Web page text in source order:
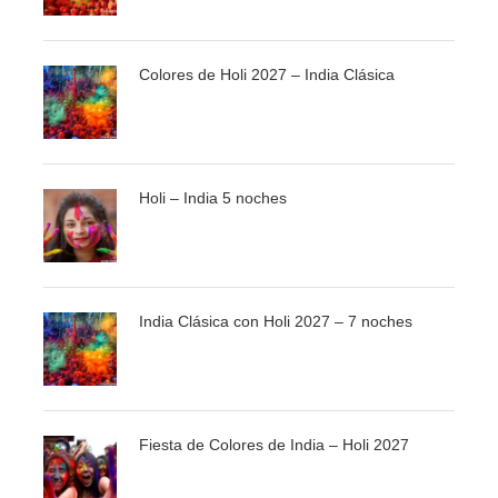
Colores de Holi 2027 – India Clásica
Holi – India 5 noches
India Clásica con Holi 2027 – 7 noches
Fiesta de Colores de India – Holi 2027
para pasear por esta pequeña población. Almuerzo y
cena.
DÍA 08 - KALIMPONG – SILIGURI (70 KM. APROX. 3
HRS)
Choling, el Dzong Dog Palri Fobrang, terminaremos con
la visita a un centro donde se cultivan orquídeas.
Almuerzo. Salida por carretera a Siliguri. Cena.
DÍA 09 - SILIGURI – BAGDOGRA - PARO (BHUTAN)